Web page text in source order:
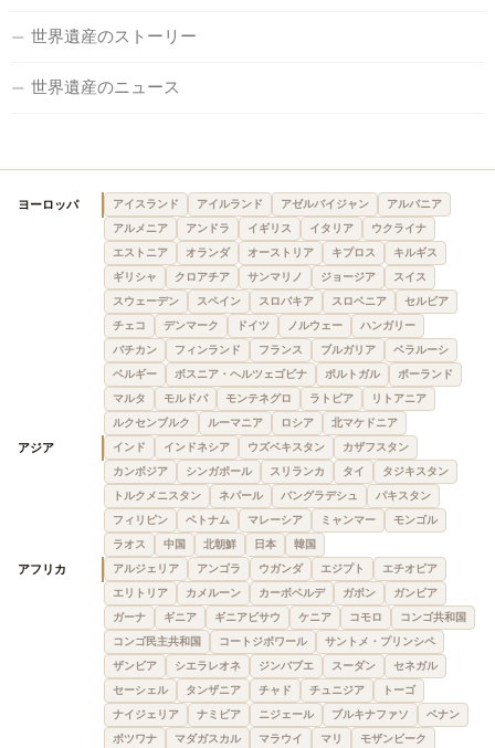
世界遺産のストーリー
世界遺産のニュース
ヨーロッパ アイスランド アイルランド アゼルバイジャン
アルバニア
アルメニア
アンドラ イギリス イタリア
ウクライナ
エストニア
オランダ オーストリア キプロス
キルギス
ギリシャ
クロアチア サンマリノ ジョージア
スイス
スウェーデン
スペイン スロバキア スロベニア
セルビア
チェコ
デンマーク ドイツ ノルウェー
ハンガリー
バチカン
フィンランド フランス ブルガリア
ベラルーシ
ベルギー
ボスニア・ヘルツェゴビナ ポルトガル
ポーランド
マルタ
モルドバ モンテネグロ ラトビア
リトアニア
ルクセンブルク
ルーマニア ロシア 北マケドニア
アジア インド インドネシア ウズベキスタン
カザフスタン
カンボジア
シンガポール スリランカ タイ
タジキスタン
トルクメニスタン
ネパール バングラデシュ
パキスタン
フィリピン
ベトナム マレーシア ミャンマー
モンゴル
ラオス
中国 北朝鮮 日本 韓国
アフリカ アルジェリア アンゴラ ウガンダ エジプト
エチオピア
エリトリア
カメルーン カーボベルデ ガボン
ガンビア
ガーナ
ギニア ギニアビサウ ケニア コモロ
コンゴ共和国
コンゴ民主共和国
コートジボワール
サントメ・プリンシペ
ザンビア
シエラレオネ ジンバブエ スーダン
セネガル
セーシェル
タンザニア チャド チュニジア
トーゴ
ナイジェリア
ナミビア ニジェール ブルキナファソ
ベナン
ボツワナ
マダガスカル マラウイ マリ
モザンビーク